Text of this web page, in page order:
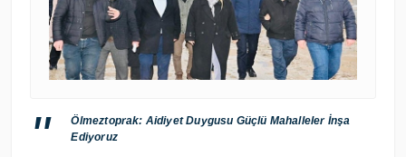
Ölmeztoprak: Aidiyet Duygusu Güçlü Mahalleler İnşa
Ediyoruz